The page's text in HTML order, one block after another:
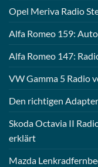
Opel Meriva Radio
Alfa Romeo 159:
Alfa Romeo 147:
VW Gamma 5 Radio
Den richtigen
Skoda Octavia II
erklärt
Mazda